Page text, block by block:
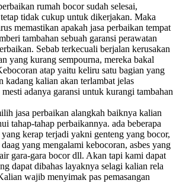
rumah bocor sudah selesai,
tidak cukup untuk dikerjakan. Maka
memastikan apakah jasa perbaikan tempat
tambahan sebuah garansi perawatan
Sebab terkecuali berjalan kerusakan
yang kurang sempourna, mereka bakal
atap yaitu keliru satu bagian yang
kadang kalian akan terlambat jelas
adanya garansi untuk kurangi tambahan
jasa perbaikan alangkah baiknya kalian
tahap-tahap perbaikannya. ada beberapa
kerap terjadi yakni genteng yang bocor,
yang mengalami kebocoran, asbes yang
gara-gara bocor dll. Akan tapi kami dapat
dapat dibahas layaknya selagi kalian rela
wajib menyimak pas pemasangan